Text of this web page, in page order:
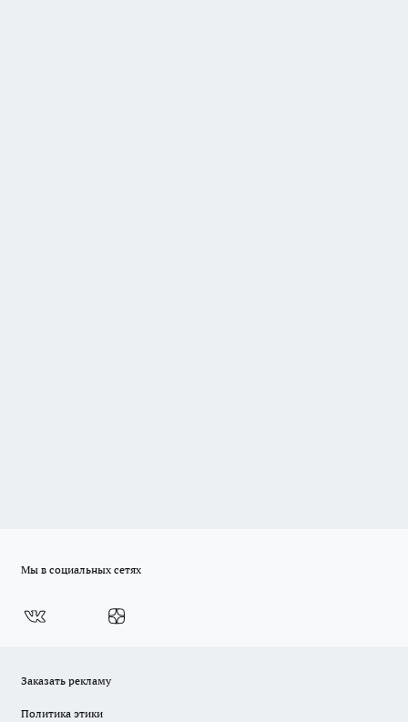
Мы в социальных сетях
Заказать рекламу
Политика этики